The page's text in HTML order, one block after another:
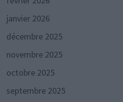
janvier 2026
décembre 2025
novembre 2025
octobre 2025
septembre 2025